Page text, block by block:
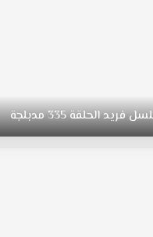
فريدالحلقة335مدبلجة